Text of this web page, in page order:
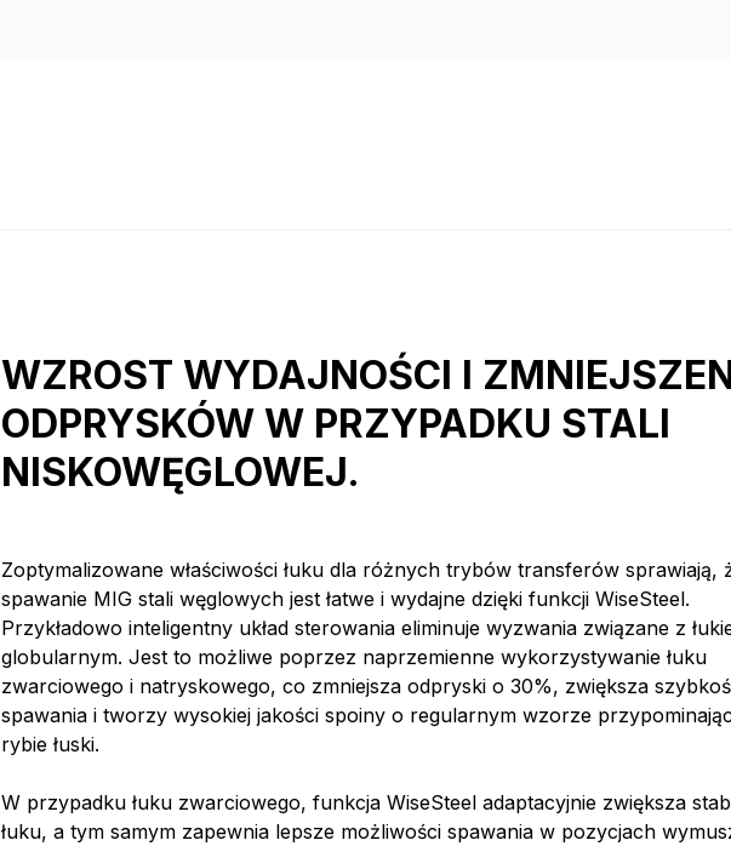
WZROST WYDAJNOŚCI I
ODPRYSKÓW W PRZYPADKU STALI
NISKOWĘGLOWEJ.
Zoptymalizowane właściwości łuku dla różnych trybów transferów sprawiają,
spawanie MIG stali węglowych jest łatwe i wydajne dzięki funkcji WiseSteel.
Przykładowo inteligentny układ sterowania eliminuje wyzwania związane z
globularnym. Jest to możliwe poprzez naprzemienne wykorzystywanie łuku
zwarciowego i natryskowego, co zmniejsza odpryski o 30%, zwiększa
spawania i tworzy wysokiej jakości spoiny o regularnym wzorze
rybie łuski.
W przypadku łuku zwarciowego, funkcja WiseSteel adaptacyjnie zwiększa
łuku, a tym samym zapewnia lepsze możliwości spawania w pozycjach